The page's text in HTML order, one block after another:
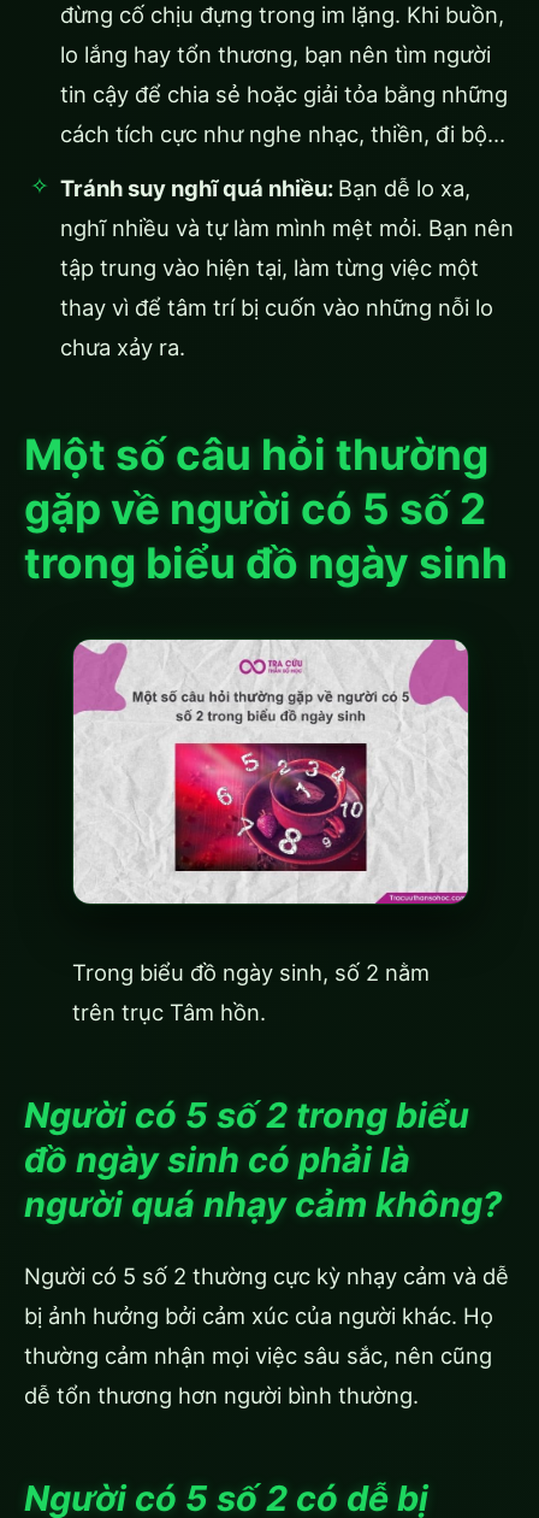
đừng cố chịu đựng trong im lặng. Khi buồn,
lo lắng hay tổn thương, bạn nên tìm người
tin cậy để chia sẻ hoặc giải tỏa bằng những
cách tích cực như nghe nhạc, thiền, đi bộ…
Tránh suy nghĩ quá nhiều: Bạn dễ lo xa,
nghĩ nhiều và tự làm mình mệt mỏi. Bạn nên
tập trung vào hiện tại, làm từng việc một
thay vì để tâm trí bị cuốn vào những nỗi lo
chưa xảy ra.
Một số câu hỏi thường
gặp về người có 5 số 2
trong biểu đồ ngày sinh
Trong biểu đồ ngày sinh, số 2 nằm
trên trục Tâm hồn.
Người có 5 số 2 trong biểu
đồ ngày sinh có phải là
người quá nhạy cảm không?
Người có 5 số 2 thường cực kỳ nhạy cảm và dễ
bị ảnh hưởng bởi cảm xúc của người khác. Họ
thường cảm nhận mọi việc sâu sắc, nên cũng
dễ tổn thương hơn người bình thường.
Người có 5 số 2 có dễ bị